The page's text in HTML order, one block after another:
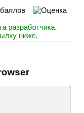
баллов
разработчика.
ниже.